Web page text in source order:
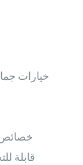
خيارات
خصائص
قابلة